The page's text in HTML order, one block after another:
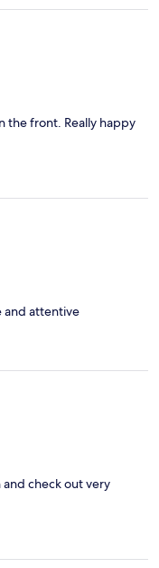
the front. Really happy
and attentive
check out very